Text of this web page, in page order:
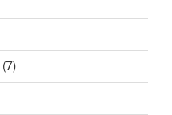
(7)